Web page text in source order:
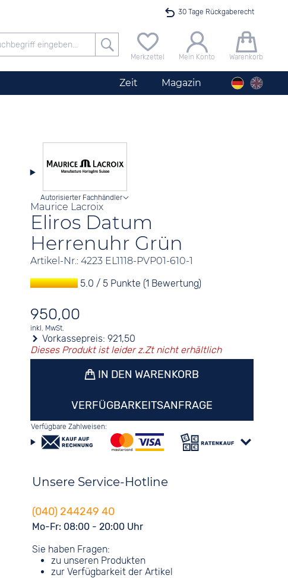
30 Tage Rückgaberecht
Versandkostenfrei ab 40 €
24h Expresslieferung
100 Tage Niedrigpreisgarantie
Merkzettel Mein Konto Warenkorb
Zeit Magazin
Maurice Lacroix
Eliros Datum
Herrenuhr Grün
Artikel-Nr.: 4223 EL1118-PVP01-610-1
Autorisierter Fachhändler
5.0 / 5 Punkte (1 Bewertung)
950,00
inkl. MwSt.
Vorkassepreis: 921,50
Dieses Produkt ist leider z.Zt nicht erhältlich
IN DEN WARENKORB
VERFÜGBARKEITSANFRAGE
Verfügbare Zahlweisen:
Unsere Service-Hotline
(040) 244249 40
Mo-Fr: 08:00 - 20:00 Uhr
Sie haben Fragen:
zu unseren Produkten
zur Verfügbarkeit der Artikel